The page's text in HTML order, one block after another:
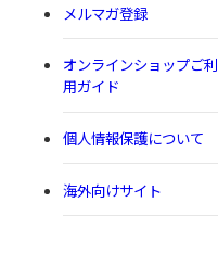
メルマガ登録
オンラインショップご利
用ガイド
個人情報保護について
海外向けサイト